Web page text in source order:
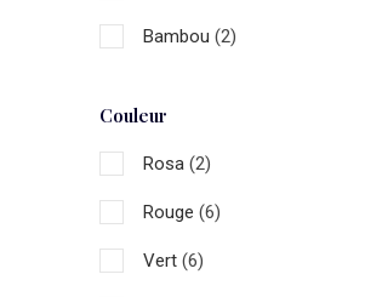
Bambou (2)
Couleur
Rosa (2)
Rouge (6)
Vert (6)